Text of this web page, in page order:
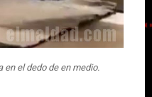
el dedo de en medio.